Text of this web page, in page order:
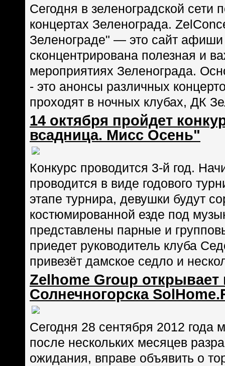
Сегодня в зеленоградской сети
концертах Зеленограда.
Зеленограде" — это сайт афиши
сконцентрирована полезная и
мероприятиях Зеленограда.
- это анонсы различных
проходят в ночных клубах, ДК
14 октября пройдет
всадница. Мисс Осень"
Конкурс проводится 3-й год.
проводится в виде годового
этапе турнира, девушки будут
костюмированной езде под
представлены парные и
приедет руководитель клуба
привезёт дамское седло и
Zelhome Group открывает
Солнечногорска
Сегодня 28 сентября 2012
после нескольких месяцев
ожидания, вправе объявить о